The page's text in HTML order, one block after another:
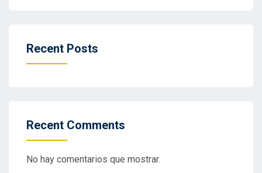
Recent Posts
Recent Comments
No hay comentarios que mostrar.